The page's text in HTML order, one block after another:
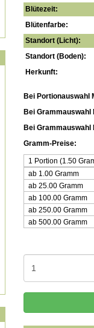
Blütezeit:
Blütenfarbe:
Standort (Licht):
Standort (Boden):
Herkunft:
Bei Portionauswahl
Bei
Bei
Gramm-Preise:
1 Portion (1.50
ab 1.00 Gramm
ab 25.00 Gramm
ab 100.00 Gramm
ab 250.00 Gramm
ab 500.00 Gramm